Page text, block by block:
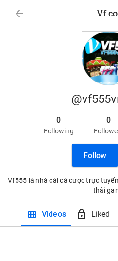
arrow_back Vf
0
Following
0
Follow
Vf555 là nhà cái cá cược trực
thái
view_module Videos lock Liked